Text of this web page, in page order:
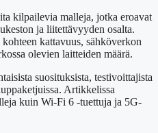
kilpailevia malleja, jotka eroavat
ja liitettävyyden osalta.
kattavuus, sähköverkon
olevien laitteiden määrä.
suosituksista, testivoittajista
Artikkelissa
kuin Wi-Fi 6 -tuettuja ja 5G-